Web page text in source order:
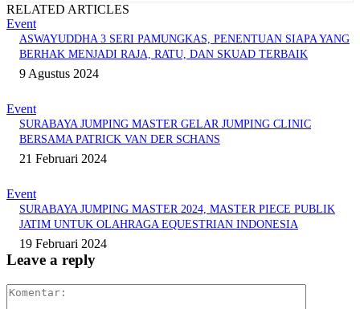
RELATED ARTICLES
Event
ASWAYUDDHA 3 SERI PAMUNGKAS, PENENTUAN SIAPA YANG
BERHAK MENJADI RAJA, RATU, DAN SKUAD TERBAIK
9 Agustus 2024
Event
SURABAYA JUMPING MASTER GELAR JUMPING CLINIC
BERSAMA PATRICK VAN DER SCHANS
21 Februari 2024
Event
SURABAYA JUMPING MASTER 2024, MASTER PIECE PUBLIK
JATIM UNTUK OLAHRAGA EQUESTRIAN INDONESIA
19 Februari 2024
Leave a reply